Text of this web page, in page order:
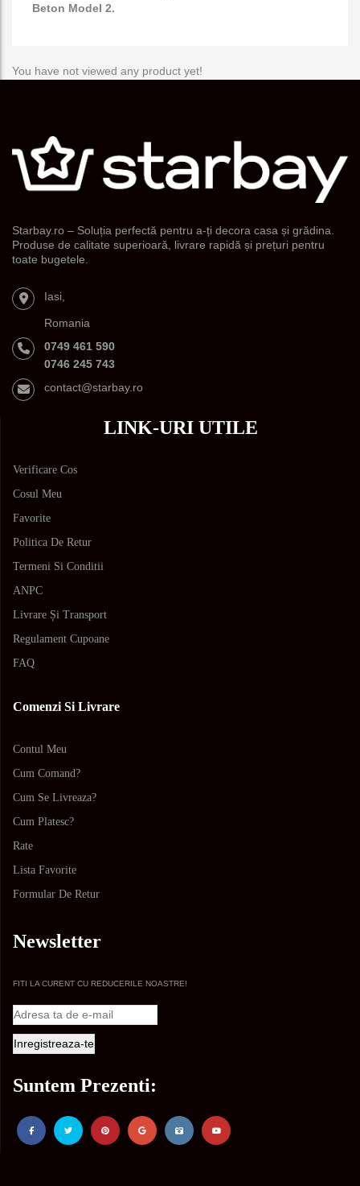
Beton Model 2.
You have not viewed any product yet!
Starbay.ro – Soluția perfectă pentru a-ți decora casa și grădina.
Produse de calitate superioară, livrare rapidă și prețuri pentru
toate bugetele.
Iasi,
Romania
0749 461 590
0746 245 743
contact@starbay.ro
LINK-URI UTILE
Verificare Cos
Cosul Meu
Favorite
Politica De Retur
Termeni Si Conditii
ANPC
Livrare Și Transport
Regulament Cupoane
FAQ
Comenzi Si Livrare
Contul Meu
Cum Comand?
Cum Se Livreaza?
Cum Platesc?
Rate
Lista Favorite
Formular De Retur
Newsletter
FITI LA CURENT CU REDUCERILE NOASTRE!
Suntem Prezenti: